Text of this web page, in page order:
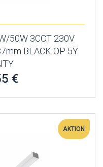
50W 3CCT 230V
BLACK OP 5Y
€
AKTION